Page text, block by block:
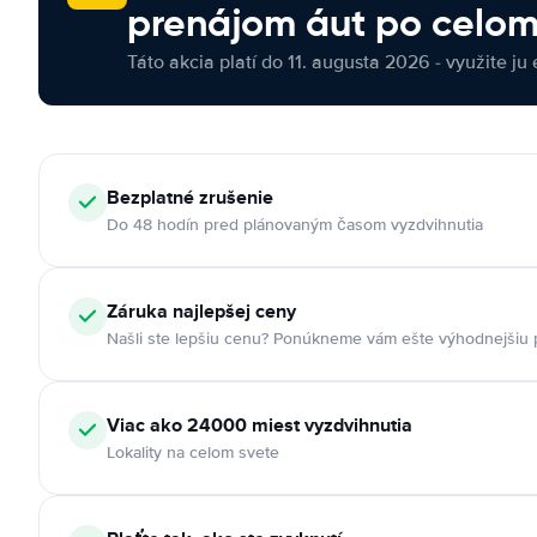
prenájom áut po
Táto akcia platí do 11. augusta 2026 - využite ju
Bezplatné zrušenie
Do 48 hodín pred plánovaným časom vyzdvihnutia
Záruka najlepšej ceny
Našli ste lepšiu cenu? Ponúkneme vám ešte výhodnejšiu
Viac ako 24000 miest vyzdvihnutia
Lokality na celom svete